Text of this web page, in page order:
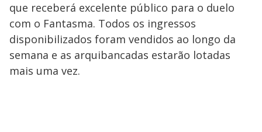
que receberá excelente público para o duelo
com o Fantasma. Todos os ingressos
disponibilizados foram vendidos ao longo da
semana e as arquibancadas estarão lotadas
mais uma vez.